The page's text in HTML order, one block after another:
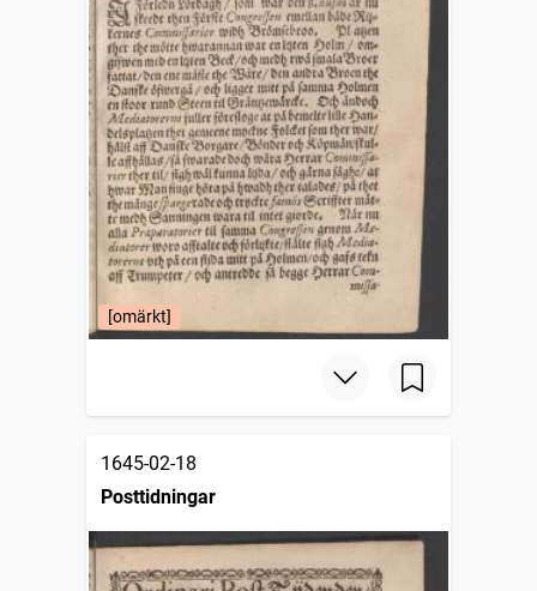
[omärkt]
1645-02-18
Posttidningar